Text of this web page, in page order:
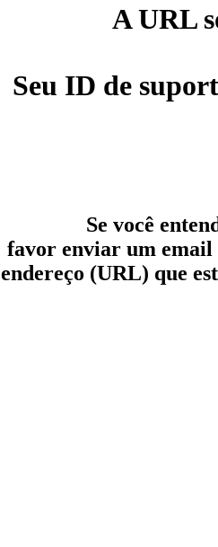
A URL
Seu ID de
Se você
favor enviar um
endereço (URL) que